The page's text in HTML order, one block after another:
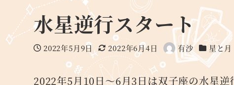
水星逆行スタート
投稿日
2022年5月9日
更新日
2022年6月4日
著
者
有沙
カテゴリー
星と月
2022年5月10日～6月3日は双子座の水星逆